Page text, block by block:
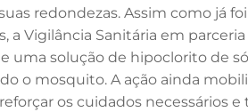
redondezas. Assim como já
a Vigilância Sanitária em
uma solução de hipoclorito de
o mosquito. A ação ainda
os cuidados necessários